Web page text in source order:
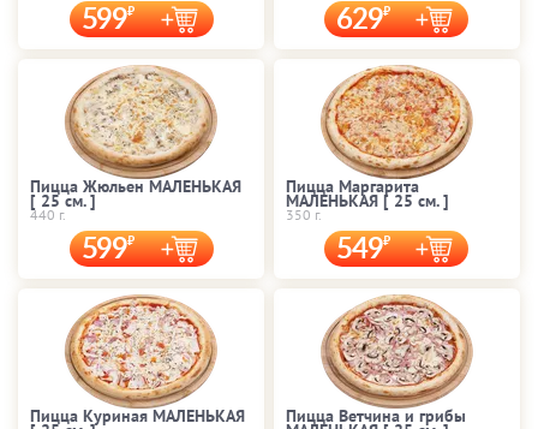
599 629
Пицца Жюльен МАЛЕНЬКАЯ
[ 25 cм. ]
440 г.
599
Пицца Маргарита
МАЛЕНЬКАЯ [ 25 cм. ]
350 г.
549
Пицца Куриная МАЛЕНЬКАЯ Пицца Ветчина и грибы